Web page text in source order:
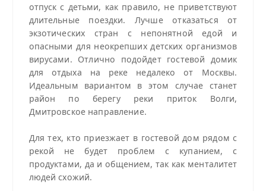
отпуск с детьми, как правило, не приветствуют
длительные поездки. Лучше отказаться от
экзотических стран с непонятной едой и
опасными для неокрепших детских организмов
вирусами. Отлично подойдет гостевой домик
для отдыха на реке недалеко от Москвы.
Идеальным вариантом в этом случае станет
район по берегу реки приток Волги,
Дмитровское направление.
Для тех, кто приезжает в гостевой дом рядом с
рекой не будет проблем с купанием, с
продуктами, да и общением, так как менталитет
людей схожий.